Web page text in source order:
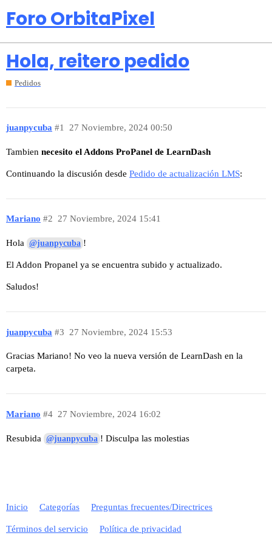
Foro OrbitaPixel
Hola, reitero pedido
Pedidos
juanpycuba 27 Noviembre, 2024 00:50
#1
Tambien necesito el Addons ProPanel de LearnDash
Continuando la discusión desde Pedido de actualización LMS:
Mariano 27 Noviembre, 2024 15:41
#2
Hola @juanpycuba !
El Addon Propanel ya se encuentra subido y actualizado.
Saludos!
juanpycuba 27 Noviembre, 2024 15:53
#3
Gracias Mariano! No veo la nueva versión de LearnDash en la
carpeta.
Mariano 27 Noviembre, 2024 16:02
#4
Resubida @juanpycuba ! Disculpa las molestias
Inicio Categorías Preguntas frecuentes/Directrices
Términos del servicio Política de privacidad